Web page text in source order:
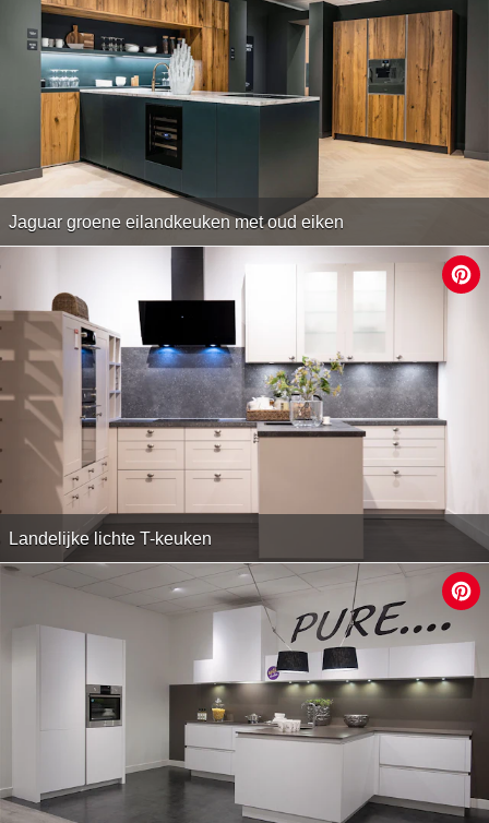
Jaguar groene eilandkeuken met oud eiken
Landelijke lichte T-keuken